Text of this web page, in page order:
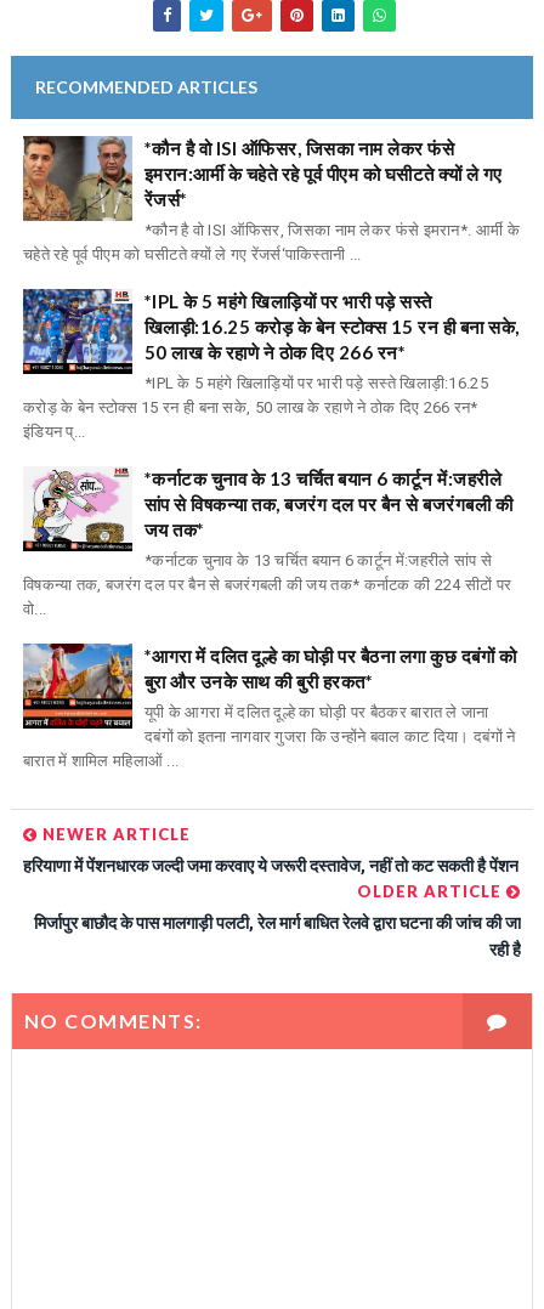
RECOMMENDED ARTICLES
*कौन है वो ISI ऑफिसर, जिसका नाम लेकर फंसे
इमरान:आर्मी के चहेते रहे पूर्व पीएम को घसीटते क्यों ले गए
रेंजर्स*
*कौन है वो ISI ऑफिसर, जिसका नाम लेकर फंसे इमरान*. आर्मी के
चहेते रहे पूर्व पीएम को घसीटते क्यों ले गए रेंजर्स‘पाकिस्तानी ...
*IPL के 5 महंगे खिलाड़ियों पर भारी पड़े सस्ते
खिलाड़ी:16.25 करोड़ के बेन स्टोक्स 15 रन ही बना सके,
50 लाख के रहाणे ने ठोक दिए 266 रन*
*IPL के 5 महंगे खिलाड़ियों पर भारी पड़े सस्ते खिलाड़ी:16.25
करोड़ के बेन स्टोक्स 15 रन ही बना सके, 50 लाख के रहाणे ने ठोक दिए 266 रन*
इंडियन प्...
*कर्नाटक चुनाव के 13 चर्चित बयान 6 कार्टून में:जहरीले
सांप से विषकन्या तक, बजरंग दल पर बैन से बजरंगबली की
जय तक*
*कर्नाटक चुनाव के 13 चर्चित बयान 6 कार्टून में:जहरीले सांप से
विषकन्या तक, बजरंग दल पर बैन से बजरंगबली की जय तक* कर्नाटक की 224 सीटों पर
वो...
*आगरा में दलित दूल्हे का घोड़ी पर बैठना लगा कुछ दबंगों को
बुरा और उनके साथ की बुरी हरकत*
यूपी के आगरा में दलित दूल्हे का घोड़ी पर बैठकर बारात ले जाना
दबंगों को इतना नागवार गुजरा कि उन्होंने बवाल काट दिया। दबंगों ने
बारात में शामिल महिलाओं ...
NEWER ARTICLE
हरियाणा में पेंशनधारक जल्दी जमा करवाए ये जरूरी दस्‍तावेज, नहीं तो कट सकती है पेंशन
OLDER ARTICLE
मिर्जापुर बाछौद के पास मालगाड़ी पलटी, रेल मार्ग बाधित रेलवे द्वारा घटना की जांच की जा
रही है
NO COMMENTS: